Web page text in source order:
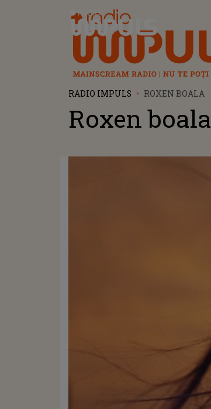
Radio Impuls
RADIO IMPULS ROXEN BOALA
Roxen boala